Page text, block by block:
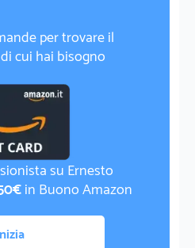
per trovare il
cui hai bisogno
su Ernesto
in Buono Amazon